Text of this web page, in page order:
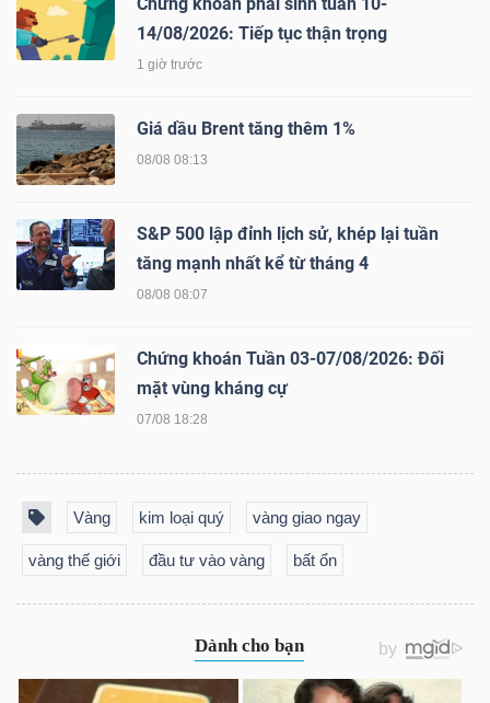
14/08/2026: Tiếp tục thận trọng
1 giờ trước
Giá dầu Brent tăng thêm 1%
08/08 08:13
S&P 500 lập đỉnh lịch sử, khép lại tuần
tăng mạnh nhất kể từ tháng 4
08/08 08:07
Chứng khoán Tuần 03-07/08/2026: Đối
mặt vùng kháng cự
07/08 18:28
Vàng kim loại quý vàng giao ngay
vàng thế giới đầu tư vào vàng bất ổn
NĂNG
NGUYÊN
VẬT
LIỆU
THIẾT